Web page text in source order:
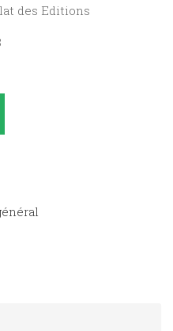
des Editions